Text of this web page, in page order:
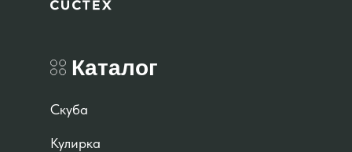
Каталог
Скуба
Кулирка